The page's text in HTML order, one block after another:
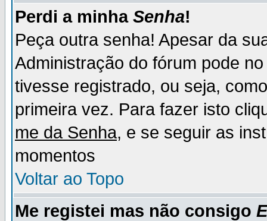
Perdi a minha Senha!
Peça outra senha! Apesar da
Administração do fórum pode
tivesse registrado, ou seja,
primeira vez. Para fazer isto
me da Senha, e se seguir as
momentos
Voltar ao Topo
Me registei mas não consigo